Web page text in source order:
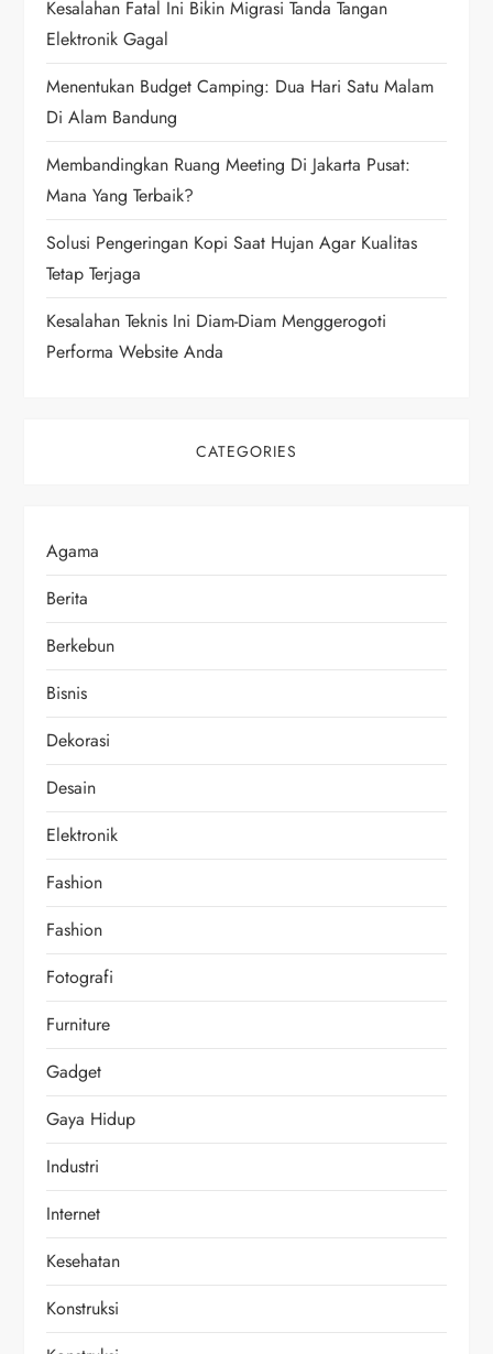
a
t
i
o
n
Kesalahan Fatal Ini Bikin Migrasi Tanda Tangan
Elektronik Gagal
Menentukan Budget Camping: Dua Hari Satu Malam
Di Alam Bandung
Membandingkan Ruang Meeting Di Jakarta Pusat:
Mana Yang Terbaik?
Solusi Pengeringan Kopi Saat Hujan Agar Kualitas
Tetap Terjaga
Kesalahan Teknis Ini Diam-Diam Menggerogoti
Performa Website Anda
CATEGORIES
Agama
Berita
Berkebun
Bisnis
Dekorasi
Desain
Elektronik
Fashion
Fashion
Fotografi
Furniture
Gadget
Gaya Hidup
Industri
Internet
Kesehatan
Konstruksi